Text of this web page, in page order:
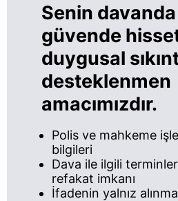
Senin
güvende
duygusal
desteklenmen
amacımızdır.
Polis ve mahkeme
bilgileri
Dava ile ilgili
refakat imkanı
İfadenin yalnız